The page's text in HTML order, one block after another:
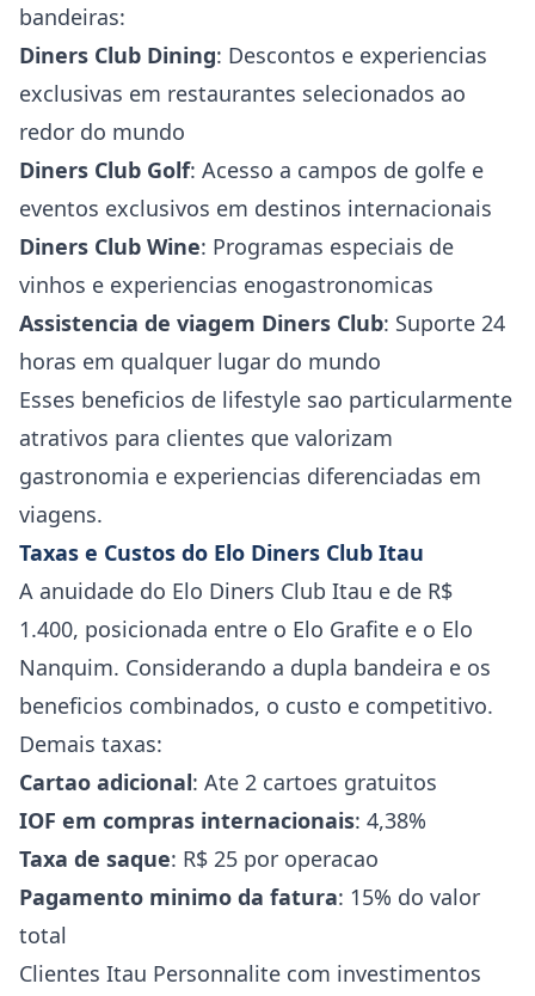
bandeiras:
Diners Club Dining: Descontos e experiencias
exclusivas em restaurantes selecionados ao
redor do mundo
Diners Club Golf: Acesso a campos de golfe e
eventos exclusivos em destinos internacionais
Diners Club Wine: Programas especiais de
vinhos e experiencias enogastronomicas
Assistencia de viagem Diners Club: Suporte 24
horas em qualquer lugar do mundo
Esses beneficios de lifestyle sao particularmente
atrativos para clientes que valorizam
gastronomia e experiencias diferenciadas em
viagens.
Taxas e Custos do Elo Diners Club Itau
A anuidade do Elo Diners Club Itau e de R$
1.400, posicionada entre o Elo Grafite e o Elo
Nanquim. Considerando a dupla bandeira e os
beneficios combinados, o custo e competitivo.
Demais taxas:
Cartao adicional: Ate 2 cartoes gratuitos
IOF em compras internacionais: 4,38%
Taxa de saque: R$ 25 por operacao
Pagamento minimo da fatura: 15% do valor
total
Clientes Itau Personnalite com investimentos